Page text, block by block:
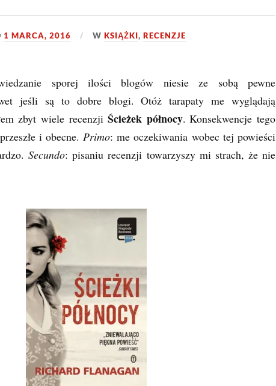
1 MARCA, 2016 WKSIĄŻKI,RECENZJE
sporej ilości blogów niesie ze sobą pewne
jeśli są to dobre blogi. Otóż tarapaty me wyglądają
zbyt wiele recenzjiŚcieżek północy. Konsekwencje tego
i obecne. Primo: me oczekiwania wobec tej powieści
Secundo: pisaniu recenzji towarzyszy mi strach, że nie